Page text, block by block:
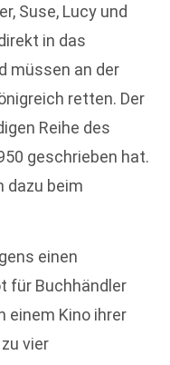
Suse, Lucy und
in das
müssen an der
retten. Der
Reihe des
geschrieben hat.
dazu beim
einen
für Buchhändler
einem Kino ihrer
vier